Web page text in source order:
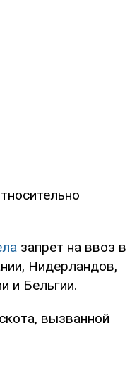
запрет на ввоз в
Нидерландов,
и Бельгии.
вызванной